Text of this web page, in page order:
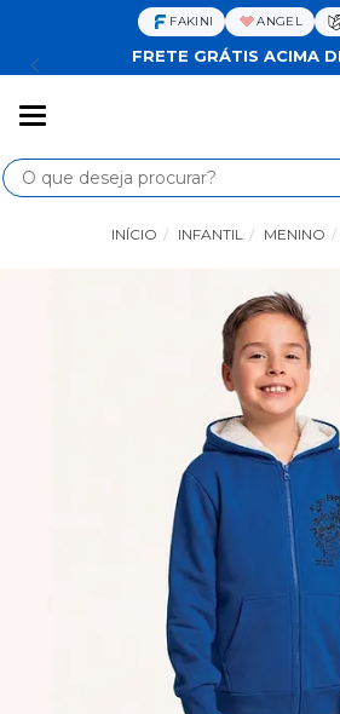
FAKINI ANGEL
FRETE GRÁTIS ACIMA
Busca
INÍCIO INFANTIL MENINO